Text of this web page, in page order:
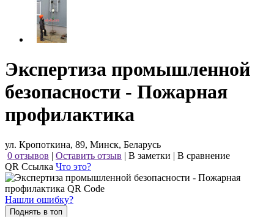
Экспертиза промышленной
безопасности - Пожарная
профилактика
ул. Кропоткина, 89, Минск, Беларусь
0 отзывов | Оставить отзыв | В заметки | В сравнение
QR Ссылка Что это?
Нашли ошибку?
Поднять в топ